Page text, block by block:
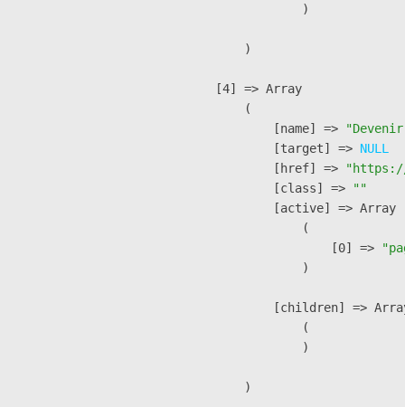
                )
        )
    [4] => Array
        (
            [name] =>
"Devenir
            [target] =>
NULL
            [href] =>
"https://
            [class] =>
""
            [active] => Array
                (
                    [0] =>
                )
[children] =>
                (
                )
        )